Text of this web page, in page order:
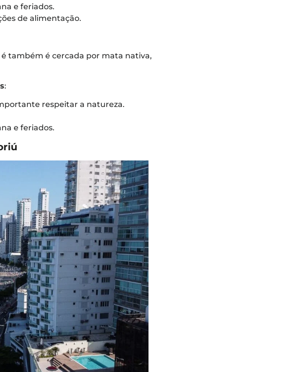
e feriados.
de alimentação.
também é cercada por mata nativa,
:
respeitar a natureza.
e feriados.